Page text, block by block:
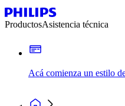
ProductosAsistencia técnica
Acá comienza un estilo